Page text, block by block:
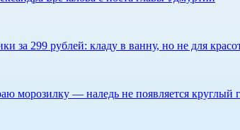
за 299 рублей: кладу в ванну, но не для
морозилку — наледь не появляется круглый